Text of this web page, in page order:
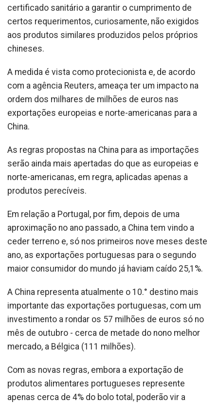
certificado sanitário a garantir o cumprimento de
certos requerimentos, curiosamente, não exigidos
aos produtos similares produzidos pelos próprios
chineses.
A medida é vista como protecionista e, de acordo
com a agência Reuters, ameaça ter um impacto na
ordem dos milhares de milhões de euros nas
exportações europeias e norte-americanas para a
China.
As regras propostas na China para as importações
serão ainda mais apertadas do que as europeias e
norte-americanas, em regra, aplicadas apenas a
produtos perecíveis.
Em relação a Portugal, por fim, depois de uma
aproximação no ano passado, a China tem vindo a
ceder terreno e, só nos primeiros nove meses deste
ano, as exportações portuguesas para o segundo
maior consumidor do mundo já haviam caído 25,1%.
A China representa atualmente o 10.° destino mais
importante das exportações portuguesas, com um
investimento a rondar os 57 milhões de euros só no
mês de outubro - cerca de metade do nono melhor
mercado, a Bélgica (111 milhões).
Com as novas regras, embora a exportação de
produtos alimentares portugueses represente
apenas cerca de 4% do bolo total, poderão vir a